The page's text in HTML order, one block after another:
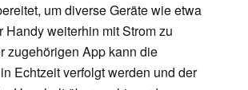
um diverse Geräte wie etwa
Handy weiterhin mit Strom zu
zugehörigen App kann die
Echtzeit verfolgt werden und der